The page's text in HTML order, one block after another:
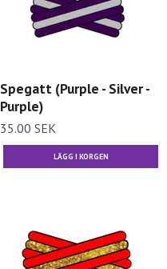
Spegatt (Purple - Silver -
Purple)
35.00 SEK